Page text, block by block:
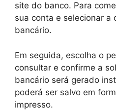
site do banco. Para
sua conta e selecionar a
bancário.
Em seguida, escolha o
consultar e confirme a
bancário será gerado
poderá ser salvo em
impresso.